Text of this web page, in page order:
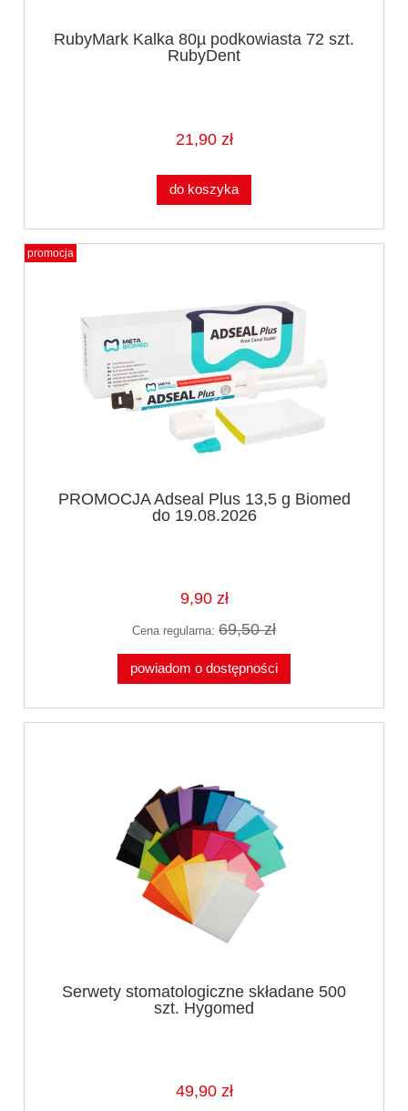
RubyMark Kalka 80µ podkowiasta 72 szt.
RubyDent
21,90 zł
do koszyka
PROMOCJA Adseal Plus 13,5 g Biomed
do 19.08.2026
9,90 zł
Cena regularna: 69,50 zł
powiadom o dostępności
promocja
Serwety stomatologiczne składane 500
szt. Hygomed
49,90 zł